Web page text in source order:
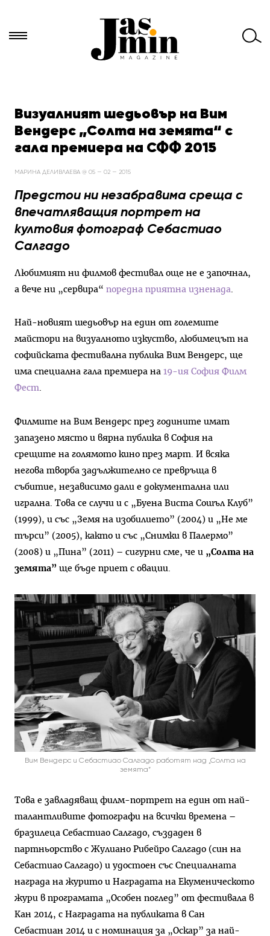
за:Визуалният шедьовър на Вим
Вендерс „Солта на земята“ с
гала премиера на СФФ 2015
МАРИНА ДЕЛИВЛАЕВА @ 05 — 02 — 2015
Предстои ни незабравима среща с
впечатляващия портрет на
култовия фотограф Себастиао
Салгадо
Любимият ни филмов фестивал още не е започнал,
а вече ни „сервира“ поредна приятна изненада
Най-новият шедьовър на един от големите
майстори на визуалното изкуство, любимецът на
софийската фестивална публика Вим Вендерс, ще
има специална гала премиера на 19-ия София Филм
Фест.
Филмите на Вим Вендерс през годините имат
запазено място и вярна публика в София на
срещите на голямото кино през март. И всяка
негова творба задължително се превръща в
събитие, независимо дали е документална или
игрална. Това се случи и с „Буена Виста Сошъл Клуб”
(1999), и със „Земя на изобилието” (2004) и „Не ме
търси” (2005), както и със „Снимки в Палермо”
(2008) и „Пина” (2011) – сигурни сме, че и „Солта на
земята” ще бъде приет с овации.
Вим Вендерс и Себастиао Салгадо работят над „Солта на
земята“
Това е завладяващ филм-портрет на един от най-
талантливите фотографи на всички времена –
бразилеца Себастиао Салгадо, създаден в
партньорство с Жулиано Рибейро Салгадо (син на
Себастиао Салгадо) и удостоен със Специалната
награда на журито и Наградата на Екуменическото
жури в програмата „Особен поглед” от фестивала в
Кан 2014, с Наградата на публиката в Сан
Себастиан 2014 и с номинация за „Оскар” за най-